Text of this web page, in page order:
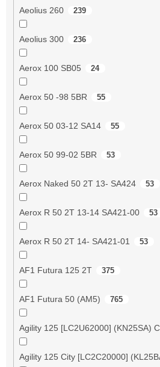
Aeolius 260 239
Aeolius 300 236
Aerox 100 SB05 24
Aerox 50 -98 5BR 55
Aerox 50 03-12 SA14 55
Aerox 50 99-02 5BR 53
Aerox Naked 50 2T 13- SA424 53
Aerox R 50 2T 13-14 SA421-00 53
Aerox R 50 2T 14- SA421-01 53
AF1 Futura 125 2T 375
AF1 Futura 50 (AM5) 765
Agility 125 [LC2U62000] (KN25SA)
Agility 125 City [LC2C20000]